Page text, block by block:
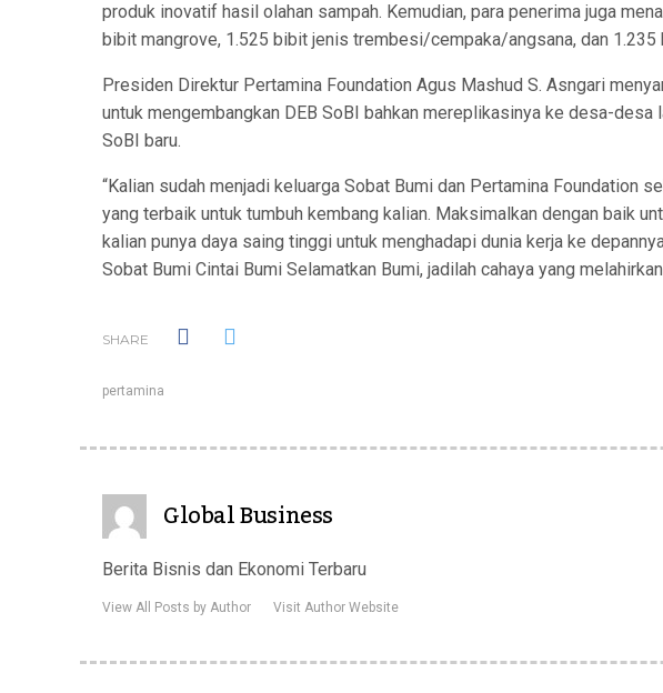
produk inovatif hasil olahan sampah. Kemudian, para penerima juga
bibit mangrove, 1.525 bibit jenis trembesi/cempaka/angsana, dan 1.235
Presiden Direktur Pertamina Foundation Agus Mashud S. Asngari
untuk mengembangkan DEB SoBI bahkan mereplikasinya ke desa-desa
SoBI baru.
“Kalian sudah menjadi keluarga Sobat Bumi dan Pertamina Foundation
yang terbaik untuk tumbuh kembang kalian. Maksimalkan dengan baik
kalian punya daya saing tinggi untuk menghadapi dunia kerja ke
Sobat Bumi Cintai Bumi Selamatkan Bumi, jadilah cahaya yang
SHARE
pertamina
Global Business
Berita Bisnis dan Ekonomi Terbaru
View All Posts by Author Visit Author Website